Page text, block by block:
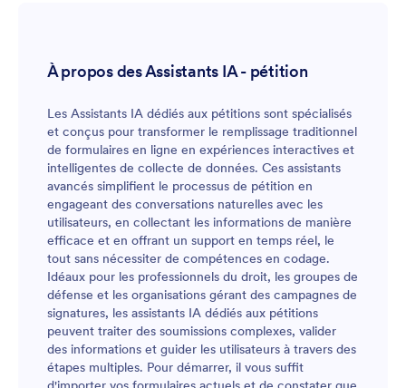
À propos des Assistants IA - pétition
Les Assistants IA dédiés aux pétitions sont spécialisés
et conçus pour transformer le remplissage traditionnel
de formulaires en ligne en expériences interactives et
intelligentes de collecte de données. Ces assistants
avancés simplifient le processus de pétition en
engageant des conversations naturelles avec les
utilisateurs, en collectant les informations de manière
efficace et en offrant un support en temps réel, le
tout sans nécessiter de compétences en codage.
Idéaux pour les professionnels du droit, les groupes de
défense et les organisations gérant des campagnes de
signatures, les assistants IA dédiés aux pétitions
peuvent traiter des soumissions complexes, valider
des informations et guider les utilisateurs à travers des
étapes multiples. Pour démarrer, il vous suffit